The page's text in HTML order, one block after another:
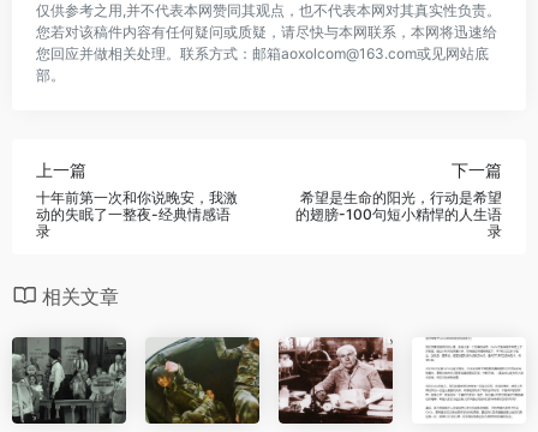
仅供参考之用,并不代表本网赞同其观点，也不代表本网对其真实性负责。
您若对该稿件内容有任何疑问或质疑，请尽快与本网联系，本网将迅速给
您回应并做相关处理。联系方式：邮箱aoxolcom@163.com或见网站底
部。
上一篇
十年前第一次和你说晚安，我激
动的失眠了一整夜-经典情感语
录
下一篇
希望是生命的阳光，行动是希望
的翅膀-100句短小精悍的人生语
录
相关文章